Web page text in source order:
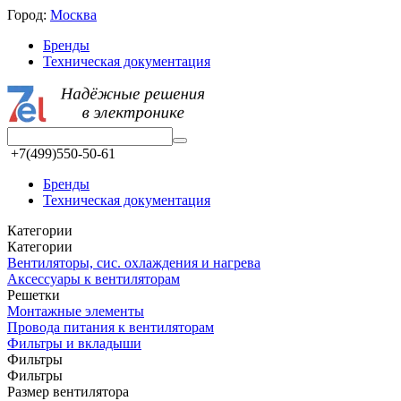
Город: Москва
Бренды
Техническая документация
+7(499)550-50-61
Бренды
Техническая документация
Категории
Категории
Вентиляторы, сис. охлаждения и нагрева
Аксессуары к вентиляторам
Решетки
Монтажные элементы
Провода питания к вентиляторам
Фильтры и вкладыши
Фильтры
Фильтры
Размер вентилятора